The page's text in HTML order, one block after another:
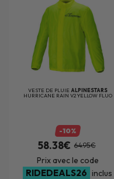
VESTE DE PLUIE ALPINESTARS
HURRICANE RAIN V2 YELLOW FLUO
-10%
58.38€ 64.95€
Prix avec le code
RIDEDEALS26 inclus